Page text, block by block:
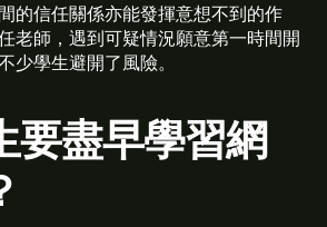
的信任關係亦能發揮意想不到的作
老師，遇到可疑情況願意第一時間開
少學生避開了風險。
要盡早學習網